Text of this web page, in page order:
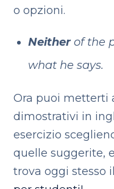
o opzioni.
Neither of the
what he says.
Ora puoi metterti
dimostrativi in
esercizio
quelle suggerite,
trova oggi stesso